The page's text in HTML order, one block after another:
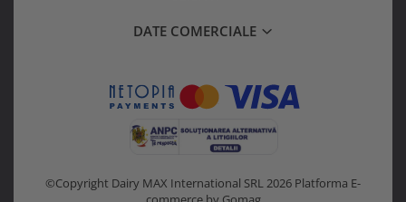
DATE COMERCIALE
©Copyright Dairy MAX International SRL 2026 Platforma E-